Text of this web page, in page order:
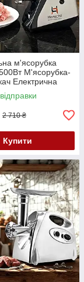
м'ясорубка
М'ясорубка-
Електрична
з насадкою для
2 710 ₴
Купити